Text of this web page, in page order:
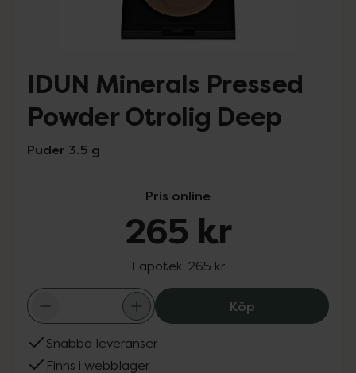
IDUN Minerals Pressed
Powder Otrolig Deep
Puder 3.5 g
Pris online
265 kr
I apotek: 265 kr
KöpIDUN Minerals
Snabba leveranser
Finns i webblager